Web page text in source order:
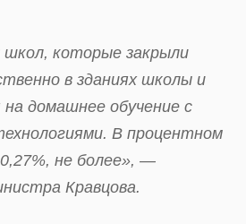
школ, которые закрыли
в зданиях школы и
на домашнее обучение с
В процентном
не более», —
Кравцова.